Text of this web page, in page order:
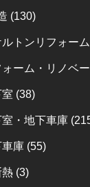
(130)
ルトンリフォーム
ォーム・リノベ
(38)
・地下車庫
庫 (55)
熱 (3)